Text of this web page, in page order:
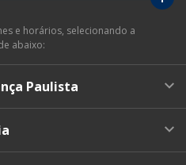
e horários, selecionando a
abaixo:
Paulista